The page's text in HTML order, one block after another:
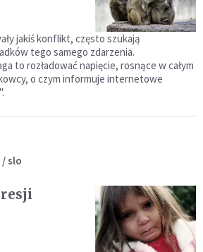
jakiś konflikt, często szukają
tego samego zdarzenia.
to rozładować napięcie, rosnące w całym
o czym informuje internetowe
/ slo